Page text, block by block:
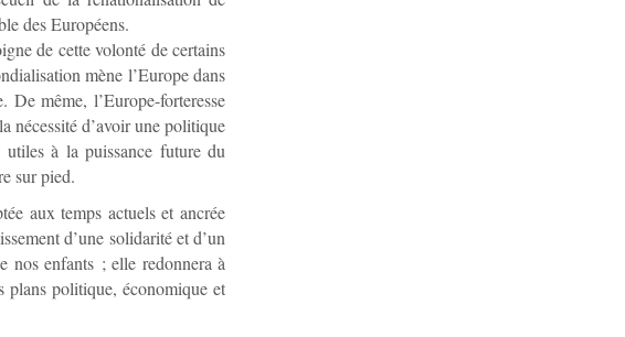
des Européens.
de cette volonté de certains
mène l’Europe dans
De même, l’Europe-forteresse
nécessité d’avoir une politique
à la puissance future du
sur pied.
aux temps actuels et ancrée
d’une solidarité et d’un
nos enfants ; elle redonnera à
plans politique, économique et